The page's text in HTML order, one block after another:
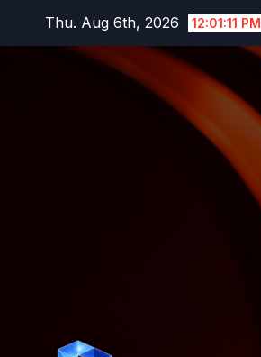
Thu. Aug 6th, 2026 12:01:12 PM